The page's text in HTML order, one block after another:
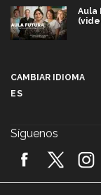
Aula
CAMBIAR IDIOMA
ES
Síguenos